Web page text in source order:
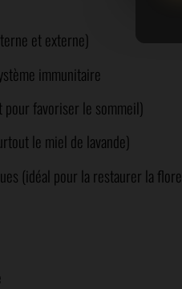
et externe)
immunitaire
pour favoriser le sommeil)
le miel de lavande)
(idéal pour la restaurer la